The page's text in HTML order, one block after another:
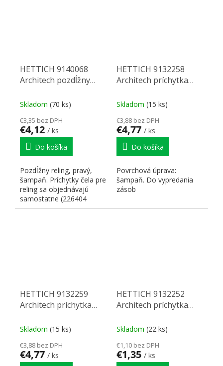
HETTICH 9140068
Architech pozdĺžny
Skladom (70 ks)
€3,35 bez DPH
€4,12 / ks
Do košíka
Pozdĺžny reling, pravý,
šampaň. Príchytky čela pre
reling sa objednávajú
samostatne (226404
príchytka na skrutku na...
HETTICH 9132258
Architech príchytka
šampaň Ľ
Skladom (15 ks)
€3,88 bez DPH
€4,77 / ks
Do košíka
Povrchová úprava:
šampaň. Do vypredania
zásob
HETTICH 9132259
Architech príchytka
šampaň P
Skladom (15 ks)
€3,88 bez DPH
€4,77 / ks
HETTICH 9132252
Architech príchytka
šampaň Ľ
Skladom (22 ks)
€1,10 bez DPH
€1,35 / ks